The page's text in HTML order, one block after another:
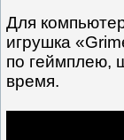
Для
игрушка
по геймплею,
время.